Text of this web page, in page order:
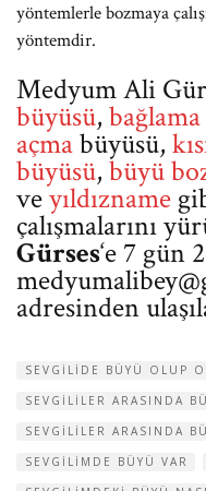
yöntemlerle bozmaya
yöntemdir.
Medyum Ali
büyüsü,
açmabüyüsü,
büyüsü, büyü
veyıldızname
çalışmalarını
Gürses‘e 7 gün
adresinden
SEVGILIDE BÜYÜ OLUP
SEVGILILER ARASINDA
SEVGILILER ARASINDA
SEVGILIMDE BÜYÜ VAR